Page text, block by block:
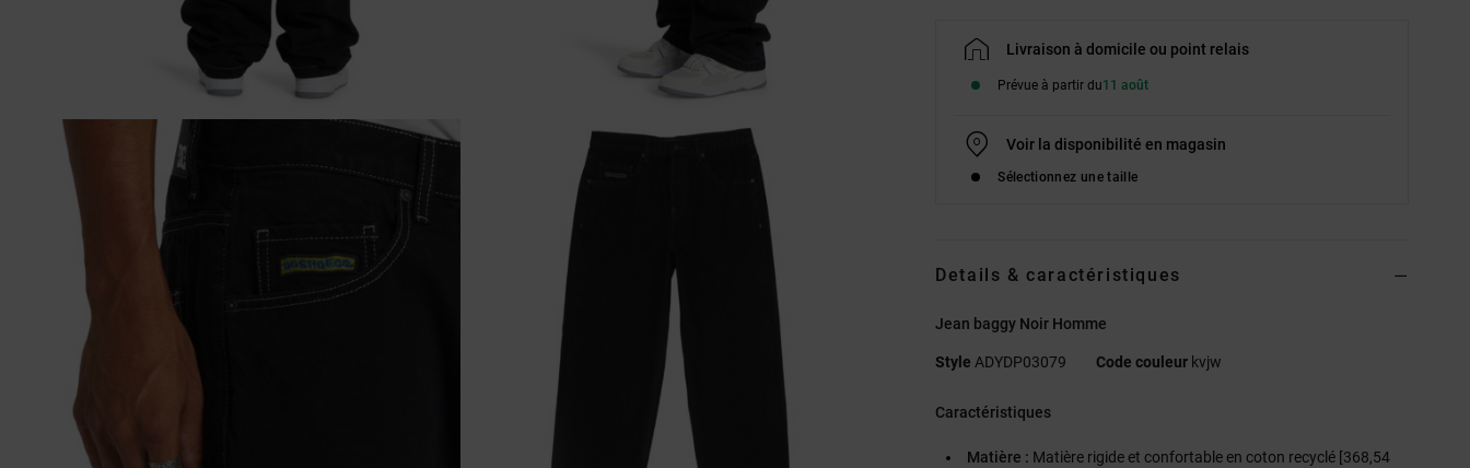
Livraison à domicile ou point relais
Prévue à partir du11 août
Voir la disponibilité en magasin
Sélectionnez une taille
Details & caractéristiques
Jean baggy Noir Homme
Style ADYDP03079 Code couleur kvjw
Caractéristiques
Matière : Matière rigide et confortable en coton recyclé [368,54